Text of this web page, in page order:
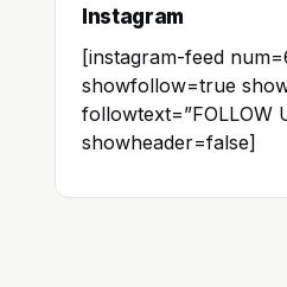
Instagram
[instagram-feed
showfollow=true
followtext=”FOLLOW
showheader=false]